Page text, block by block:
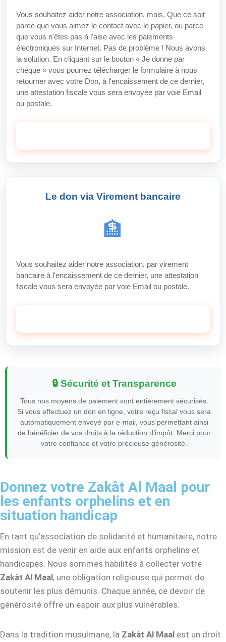
Vous souhaitez aider notre association, mais, Que ce soit
parce que vous aimez le contact avec le papier, ou parce
que vous n'êtes pas à l'aise avec les paiements
électroniques sur Internet. Pas de problème ! Nous avons
la solution. En cliquant sur le bouton « Je donne par
chèque » vous pourrez télécharger le formulaire à nous
retourner avec votre Don, à l'encaissement de ce dernier,
une attestation fiscale vous sera envoyée par voie Email
ou postale.
Le don via Virement bancaire
🏦
Vous souhaitez aider notre association, par virement
bancaire à l'encaissement de ce dernier, une attestation
fiscale vous sera envoyée par voie Email ou postale.
🔒 Sécurité et Transparence
Tous nos moyens de paiement sont entièrement sécurisés.
Si vous effectuez un don en ligne, votre reçu fiscal vous sera
automatiquement envoyé par e-mail, vous permettant ainsi
de bénéficier de vos droits à la réduction d’impôt. Merci pour
votre confiance et votre précieuse générosité.
Donnez votre Zakât Al Maal pour
les enfants orphelins et en
situation handicap
En tant qu’association de solidarité et humanitaire, notre
mission est de venir en aide aux enfants orphelins et
handicapés. Nous sommes habilités à collecter votre
Zakât Al Maal, une obligation religieuse qui permet de
soutenir les plus démunis. Chaque année, ce devoir de
générosité offre un espoir aux plus vulnérables.
Dans la tradition musulmane, la Zakât Al Maal est un droit